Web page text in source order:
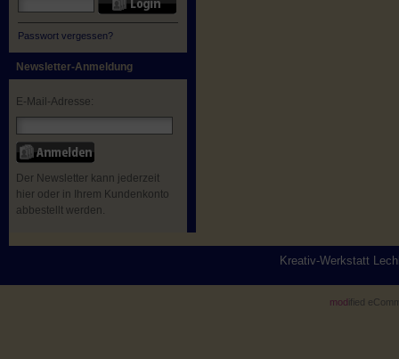
Passwort vergessen?
Newsletter-Anmeldung
E-Mail-Adresse:
Der Newsletter kann jederzeit
hier oder in Ihrem Kundenkonto
abbestellt werden.
Kreativ-Werkstatt
mod ified